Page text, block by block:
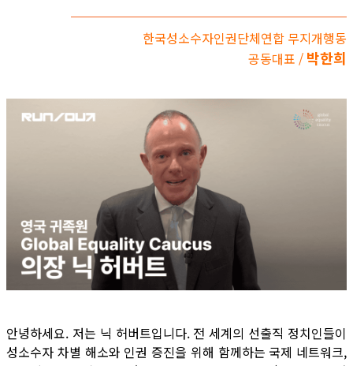
한국성소수자인권단체연합 무지개행동
공동대표 / 박한희
안녕하세요. 저는 닉 허버트입니다. 전 세계의 선출직 정치인들이
성소수자 차별 해소와 인권 증진을 위해 함께하는 국제 네트워크,